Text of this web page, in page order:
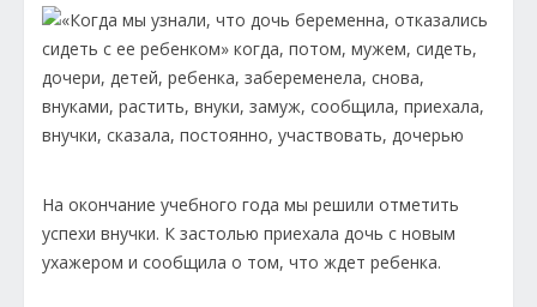
На окончание учебного года мы решили отметить
успехи внучки. К застолью приехала дочь с новым
ухажером и сообщила о том, что ждет ребенка.